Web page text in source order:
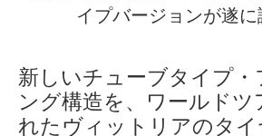
イプバージョンが遂に
新しいチューブタイプ・
ング構造を、ワールドツ
れたヴィットリアのタ